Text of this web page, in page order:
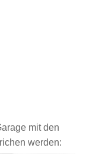
mit den
werden: